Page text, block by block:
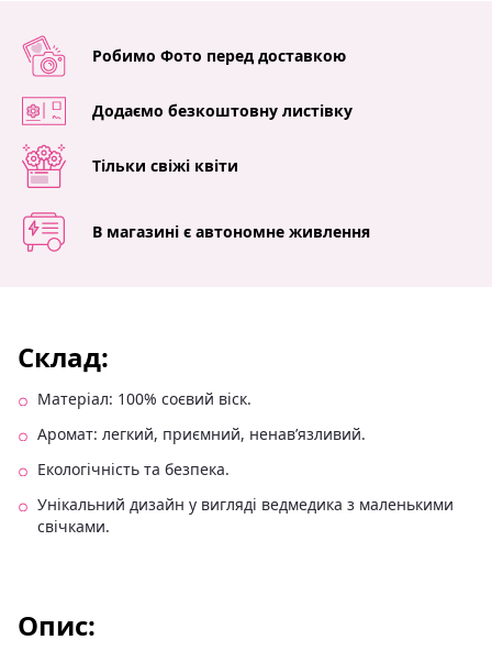
Робимо Фото перед доставкою
Додаємо безкоштовну листівку
Тільки свіжі квіти
В магазині є автономне живлення
Склад:
Матеріал: 100% соєвий віск.
Аромат: легкий, приємний, ненав’язливий.
Екологічність та безпека.
Унікальний дизайн у вигляді ведмедика з маленькими
свічками.
Опис: